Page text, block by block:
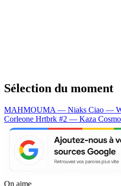
Sélection du moment
MAHMOUMA — Niaks Ciao —
Corleone Hrtbrk #2 — Kaza
On aime